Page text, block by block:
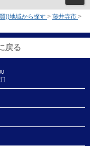
))地域から探す > 藤井寺市 >
戻る